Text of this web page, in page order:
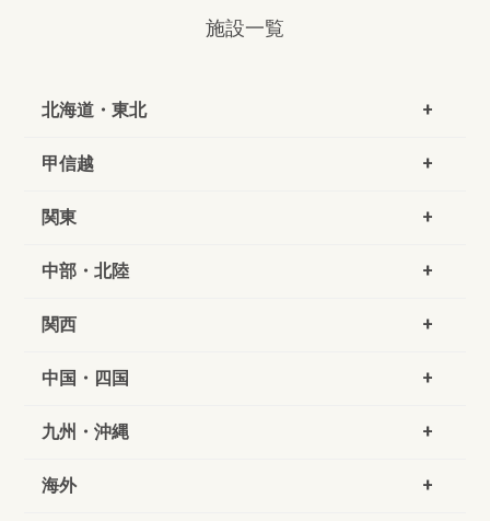
施設一覧
北海道・東北
甲信越
関東
中部・北陸
関西
中国・四国
九州・沖縄
海外